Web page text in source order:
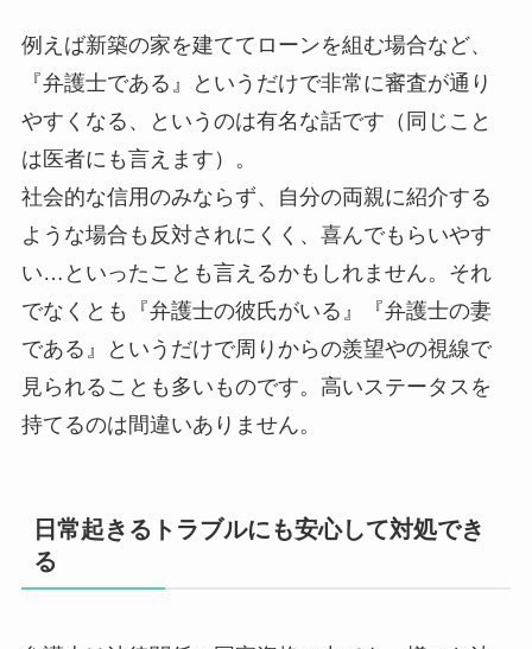
例えば新築の家を建ててローンを組む場合など、
『弁護士である』というだけで非常に審査が通り
やすくなる、というのは有名な話です（同じこと
は医者にも言えます）。
社会的な信用のみならず、自分の両親に紹介する
ような場合も反対されにくく、喜んでもらいやす
い…といったことも言えるかもしれません。それ
でなくとも『弁護士の彼氏がいる』『弁護士の妻
である』というだけで周りからの羨望やの視線で
見られることも多いものです。高いステータスを
持てるのは間違いありません。
日常起きるトラブルにも安心して対処でき
る